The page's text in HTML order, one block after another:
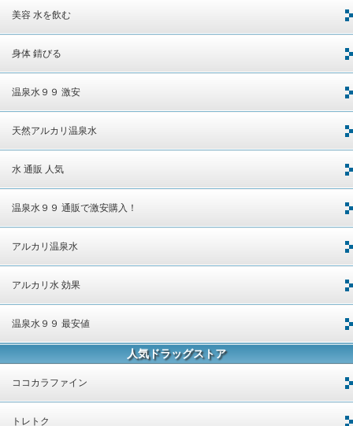
美容 水を飲む
身体 錆びる
温泉水９９ 激安
天然アルカリ温泉水
水 通販 人気
温泉水９９ 通販で激安購入！
アルカリ温泉水
アルカリ水 効果
温泉水９９ 最安値
人気ドラッグストア
ココカラファイン
トレトク